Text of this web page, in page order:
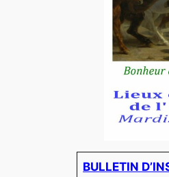
BULLETIN